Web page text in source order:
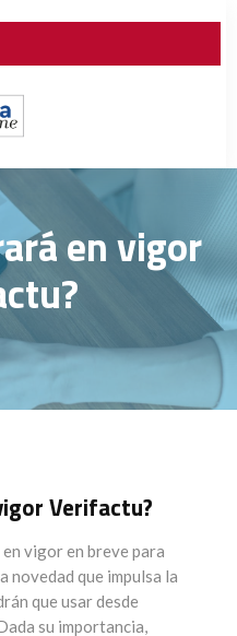
en vigor
Verifactu?
vigor en breve para
novedad que impulsa la
que usar desde
su importancia,